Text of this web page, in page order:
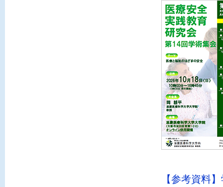
【参考資料